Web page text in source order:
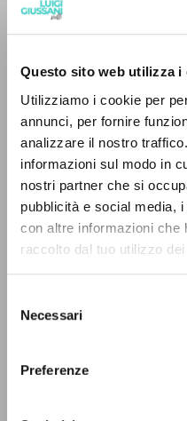
Questo sito web utilizza i
Utilizziamo i cookie per
annunci, per fornire
analizzare il nostro
informazioni sul modo in
nostri partner che si
pubblicità e social media,
con altre informazioni che
raccolto dal tuo utilizzo
delNecessari
Preferenze
2010
0